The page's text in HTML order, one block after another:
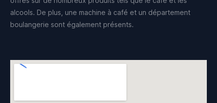
alcools. De plus, une machine à café et un département
boulangerie sont également présents.